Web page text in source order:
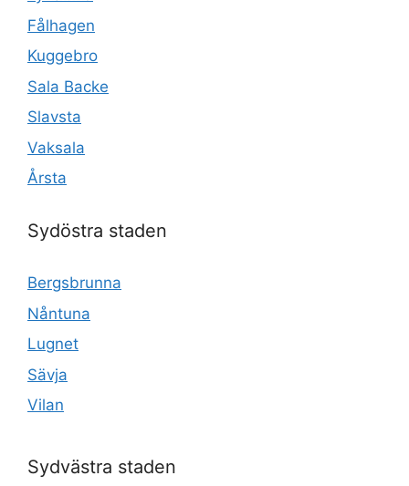
Fålhagen
Kuggebro
Sala Backe
Slavsta
Vaksala
Årsta
Sydöstra staden
Bergsbrunna
Nåntuna
Lugnet
Sävja
Vilan
Sydvästra staden